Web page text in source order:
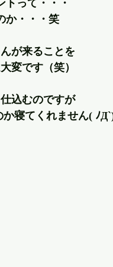
トって・・・
か・・・笑
が来ることを
変です（笑）
込むのですが
寝てくれません( ﾉ